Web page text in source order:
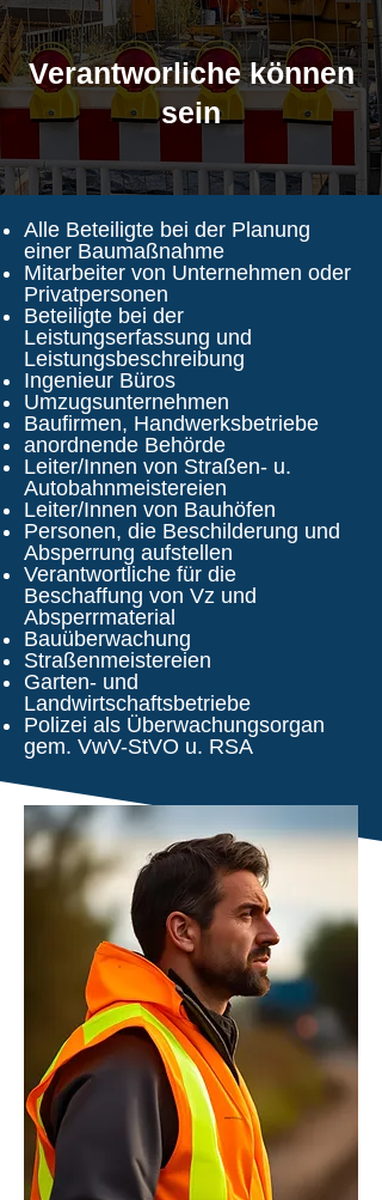
Verantworliche können
sein
Alle Beteiligte bei der Planung
einer Baumaßnahme
Mitarbeiter von Unternehmen oder
Privatpersonen
Beteiligte bei der
Leistungserfassung und
Leistungsbeschreibung
Ingenieur Büros
Umzugsunternehmen
Baufirmen, Handwerksbetriebe
anordnende Behörde
Leiter/Innen von Straßen- u.
Autobahnmeistereien
Leiter/Innen von Bauhöfen
Personen, die Beschilderung und
Absperrung aufstellen
Verantwortliche für die
Beschaffung von Vz und
Absperrmaterial
Bauüberwachung
Straßenmeistereien
Garten- und
Landwirtschaftsbetriebe
Polizei als Überwachungsorgan
gem. VwV-StVO u. RSA